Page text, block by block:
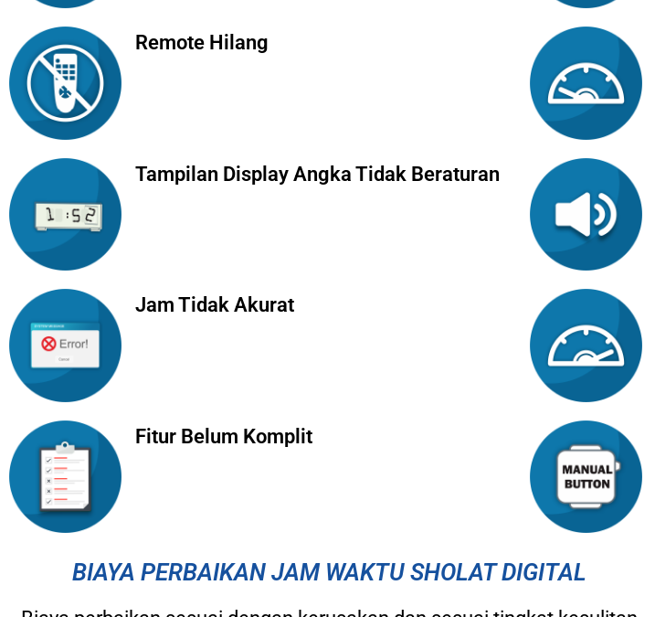
Remote Hilang
Tampilan Display Angka Tidak Beraturan
Jam Tidak Akurat
Fitur Belum Komplit
BIAYA PERBAIKAN JAM WAKTU SHOLAT DIGITAL